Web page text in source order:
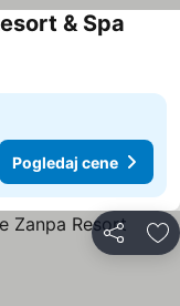
& Spa
Pogledaj cene
Deli